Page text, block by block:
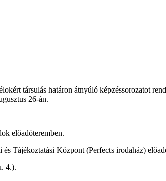
társulás határon átnyúló képzéssorozatot
26-án.
előadóteremben.
Tájékoztatási Központ (Perfects irodaház)
4.).